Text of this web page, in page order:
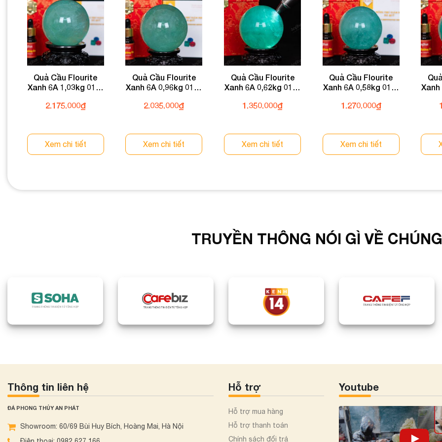
Quả Cầu Flourite
Xanh 6A 1,03kg 011-
2.175.000₫
Xem chi tiết
Quả Cầu Flourite
Xanh 6A 0,96kg 011-
2.035.000₫
Xem chi tiết
Quả Cầu Flourite
Xanh 6A 0,62kg 011-
1.350.000₫
Xem chi tiết
Quả Cầu Flourite
Xanh 6A 0,58kg 011-
1.270.000₫
Xem chi tiết
Xanh
TRUYỀN THÔNG NÓI GÌ VỀ
Thông tin liên hệ
ĐÁ PHONG THỦY AN PHÁT
Showroom: 60/69 Bùi Huy Bích, Hoàng Mai, Hà Nội
Hỗ trợ
Hỗ trợ mua hàng
Hỗ trợ thanh toán
Chính sách đổi trả
Youtube